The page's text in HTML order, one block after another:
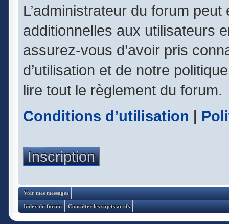
L’administrateur du forum
additionnelles aux utilisateurs
assurez-vous d’avoir pris
d’utilisation et de notre
lire tout le règlement du forum.
Conditions d’utilisation |
Inscription
Voir mes messages
Index du forum Consulter les sujets actifs